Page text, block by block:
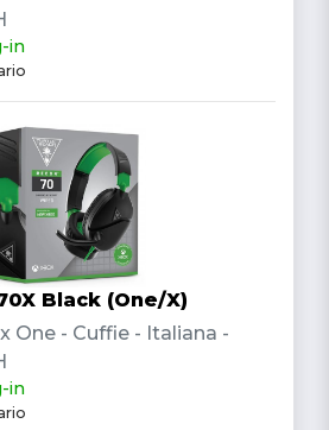
in
Black (One/X)
One - Cuffie - Italiana -
in